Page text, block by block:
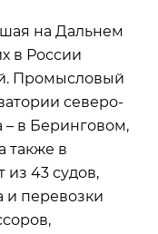
на Дальнем
в России
Промысловый
северо-
– в Беринговом,
также в
43 судов,
и перевозки